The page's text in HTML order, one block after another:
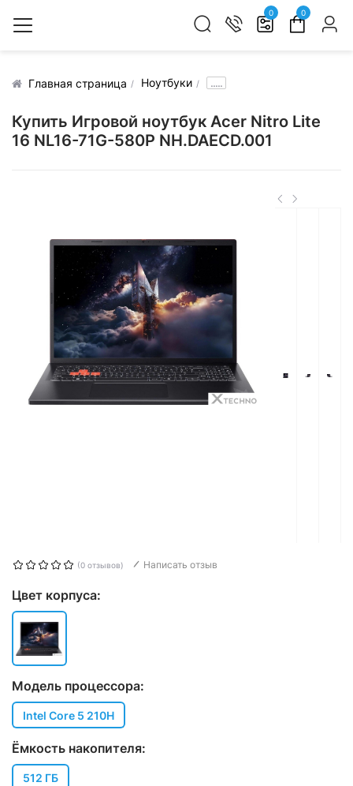
0 0
Главная страница Ноутбуки .....
Купить Игровой ноутбук Acer Nitro Lite
16 NL16-71G-580P NH.DAECD.001
(0 отзывов) Написать отзыв
Цвет корпуса:
Модель процессора:
Intel Core 5 210H
Ёмкость накопителя:
512 ГБ